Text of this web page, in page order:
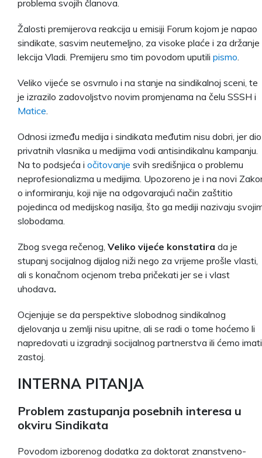
problema svojih članova.
Žalosti premijerova reakcija u emisiji Forum kojom je napao
sindikate, sasvim neutemeljno, za visoke plaće i za držanje
lekcija Vladi. Premijeru smo tim povodom uputili pismo
Veliko vijeće se osvrnulo i na stanje na sindikalnoj sceni, te
je izrazilo zadovoljstvo novim promjenama na čelu SSSH i
Matice
Odnosi između medija i sindikata međutim nisu dobri, jer dio
privatnih vlasnika u medijima vodi antisindikalnu kampanju.
Na to podsjeća i očitovanje svih središnjica o problemu
neprofesionalizma u medijima. Upozoreno je i na novi
o informiranju, koji nije na odgovarajući način zaštitio
pojedinca od medijskog nasilja, što ga mediji nazivaju
slobodama.
Zbog svega rečenog, Veliko vijeće konstatira da je
stupanj socijalnog dijalog niži nego za vrijeme prošle vlasti,
ali s konačnom ocjenom treba pričekati jer se i vlast
uhodava.
Ocjenjuje se da perspektive slobodnog sindikalnog
djelovanja u zemlji nisu upitne, ali se radi o tome hoćemo li
napredovati u izgradnji socijalnog partnerstva ili ćemo imati
zastoj.
INTERNA PITANJA
Problem zastupanja posebnih interesa u
okviru Sindikata
Povodom izborenog dodatka za doktorat znanstveno-